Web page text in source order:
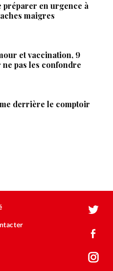
préparer en urgence à
maigres
et vaccination, 9
pas les confondre
derrière le comptoir